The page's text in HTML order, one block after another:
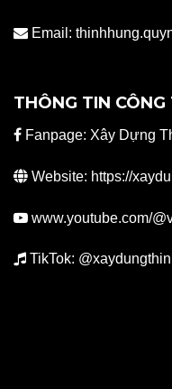
Email:
THÔNG TIN CÔNG
Fanpage: Xây Dựng
Website: https://
www.youtube.com/
TikTok: